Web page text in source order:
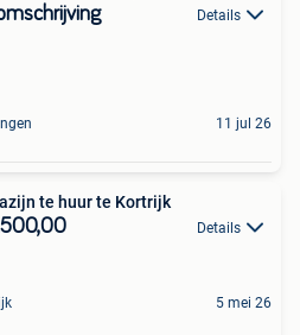
Details
11 jul 26
te huur te Kortrijk
Details
5 mei 26